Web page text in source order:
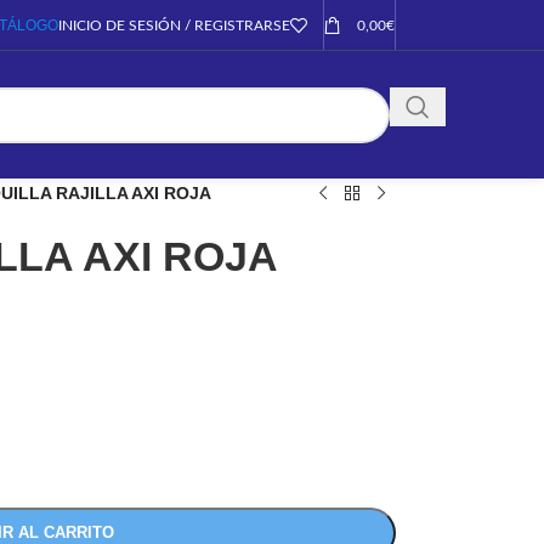
INICIO DE SESIÓN / REGISTRARSE 0,00€
RAJILLA AXI ROJA
AXI ROJA
AL CARRITO